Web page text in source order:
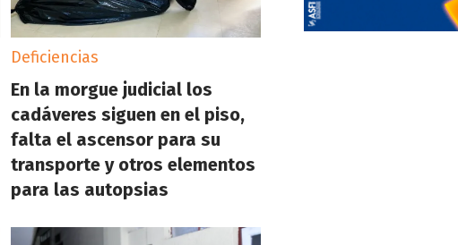
Deficiencias
En la morgue judicial los
cadáveres siguen en el piso,
falta el ascensor para su
transporte y otros elementos
para las autopsias